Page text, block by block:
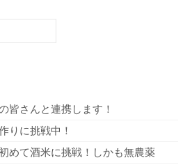
皆さんと連携します！
りに挑戦中！
て酒米に挑戦！しかも無農薬